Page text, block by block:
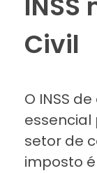
Civil
O INSS
setor de
imposto